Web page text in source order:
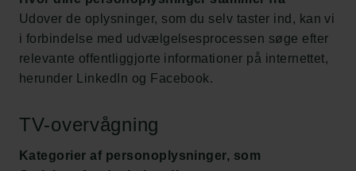
Udover de oplysninger, som du selv taster ind, kan vi
i forbindelse med udvælgelsesprocessen søge efter
relevante offentliggjorte informationer på internettet,
herunder LinkedIn og Facebook.
TV-overvågning
Kategorier af personoplysninger, som